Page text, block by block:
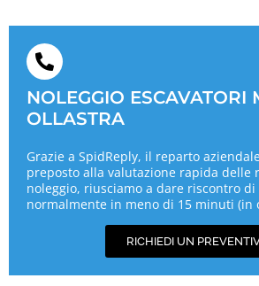
NOLEGGIO ESCAVATORI
OLLASTRA
Grazie a SpidReply, il reparto
preposto alla valutazione rapida delle
noleggio, riusciamo a dare riscontro
normalmente in meno di 15 minuti (in
RICHIEDI UN